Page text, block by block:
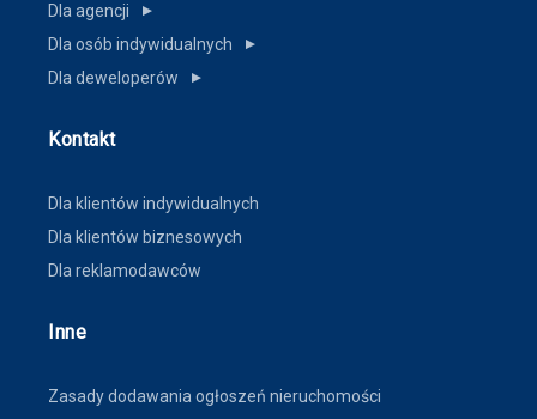
Dla agencji ▼
Dla osób indywidualnych ▼
Dla deweloperów ▼
Kontakt
Dla klientów indywidualnych
Dla klientów biznesowych
Dla reklamodawców
Inne
Zasady dodawania ogłoszeń nieruchomości